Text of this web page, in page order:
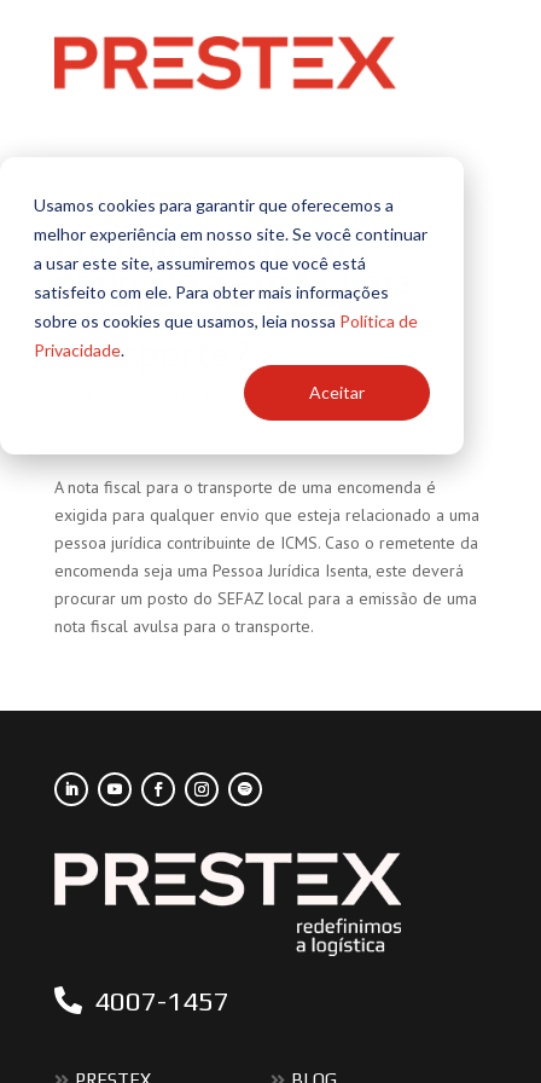
Usamos cookies para garantir que oferecemos a
melhor experiência em nosso site. Se você continuar
a usar este site, assumiremos que você está
satisfeito com ele. Para obter mais informações
sobre os cookies que usamos, leia nossa Política de
Privacidade.
Aceitar
Em quais casos sou
obrigado a emitir uma
nota fiscal para o
transporte?
fev 11, 2022
A nota fiscal para o transporte de uma encomenda é
exigida para qualquer envio que esteja relacionado a uma
pessoa jurídica contribuinte de ICMS. Caso o remetente da
encomenda seja uma Pessoa Jurídica Isenta, este deverá
procurar um posto do SEFAZ local para a emissão de uma
nota fiscal avulsa para o transporte.
4007-1457